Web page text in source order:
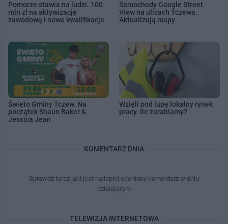
Pomorze stawia na ludzi. 100
mln zł na aktywizację
zawodową i nowe kwalifikacje
Samochody Google Street
View na ulicach Tczewa.
Aktualizują mapy
Święto Gminy Tczew. Na
początek Shaun Baker &
Jessica Jean
Wzięli pod lupę lokalny rynek
pracy. Ile zarabiamy?
KOMENTARZ DNIA
Sprawdź teraz jaki jest najlepiej oceniony komentarz w dniu
dzisiejszym
TELEWIZJA INTERNETOWA